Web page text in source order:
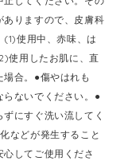
ありますので、皮膚科
使用中、赤味、は
使用したお肌に、直
合。●傷やはれも
らないでください。●
にすぐ洗い流してく
などが発生すること
してご使用くださ